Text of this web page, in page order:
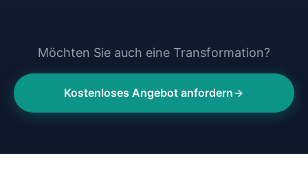
Möchten Sie auch eine Transformation?
Kostenloses Angebot anfordern